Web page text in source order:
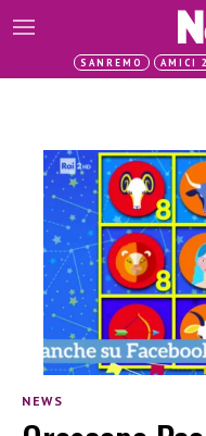
SANREMO AMICI
NEWS